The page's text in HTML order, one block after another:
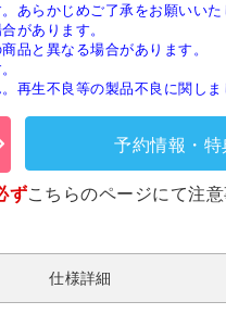
あらかじめご了承をお願いいた
があります。
品と異なる場合があります。
生不良等の製品不良に関し
予約情報・特
ずこちらのページにて注
仕様詳細